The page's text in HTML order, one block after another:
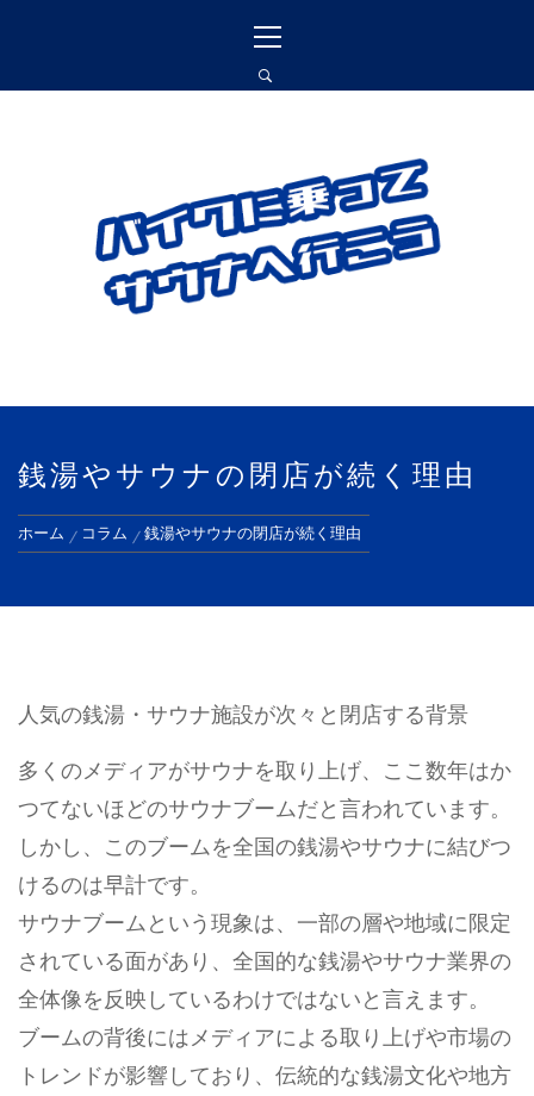
イ
ン
ー
バイクに乗ってサウナ
へ行こう
銭湯やサウナの閉店が続く理由
ホーム コラム 銭湯やサウナの閉店が続く理由
人気の銭湯・サウナ施設が次々と閉店する背景
多くのメディアがサウナを取り上げ、ここ数年はか
つてないほどのサウナブームだと言われています。
しかし、このブームを全国の銭湯やサウナに結びつ
けるのは早計です。
サウナブームという現象は、一部の層や地域に限定
されている面があり、全国的な銭湯やサウナ業界の
全体像を反映しているわけではないと言えます。
ブームの背後にはメディアによる取り上げや市場の
トレンドが影響しており、伝統的な銭湯文化や地方